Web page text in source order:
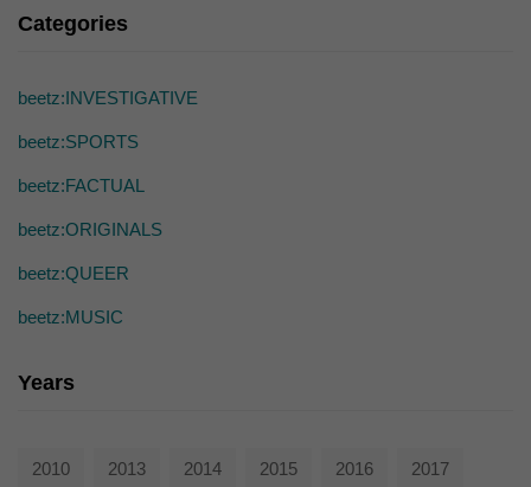
Categories
beetz:INVESTIGATIVE
beetz:SPORTS
beetz:FACTUAL
beetz:ORIGINALS
beetz:QUEER
beetz:MUSIC
Years
2010 2013 2014 2015 2016 2017
standardmäßig blockiert. Wenn Cookies von externen Medien akzeptiert
mehr.